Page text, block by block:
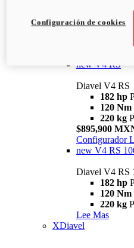
126 Nm
223 kg
new V4 RS
Diavel V4 RS
182 hp
120 Nm
220 kg
$895,900
Configurador
new V4 RS
Diavel V4 RS
182 hp
120 Nm
220 kg
Lee Mas
XDiavel
Configuración de cookies